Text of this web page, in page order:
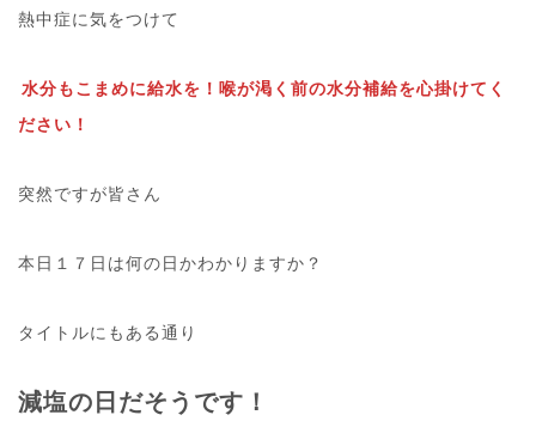
熱中症に気をつけて
水分もこまめに給水を！喉が渇く前の水分補給を心掛けてく
ださい！
突然ですが皆さん
本日１７日は何の日かわかりますか？
タイトルにもある通り
減塩の日だそうです！